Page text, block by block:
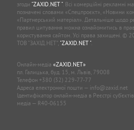
згоди "ZAXID.NET ". Всі комерційні рекламні
позначені словами «Спецпроєкт», «Новини
«Партнерський матеріал». Детальніше щодо
правил цитування можна ознайомитись в
користування сайтом. Усі права захищені. ©
ТОВ “ЗАХІД.НЕТ”, "ZAXID.NET ".
Онлайн-медіа «ZAXID.NET»
пл. Галицька, буд. 15, м. Львів, 79008
Телефон +380 (32) 229-77-77
Адреса електронної пошти — info@zaxid.net
Ідентифікатор онлайн-медіа в Реєстрі
медіа — R40-06155